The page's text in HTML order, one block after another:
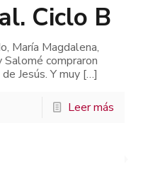
Ciclo B
María Magdalena,
Salomé compraron
Jesús. Y muy […]
Leer más